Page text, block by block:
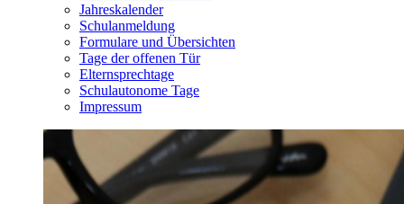
Jahreskalender
Schulanmeldung
Formulare und Übersichten
Tage der offenen Tür
Elternsprechtage
Schulautonome Tage
Impressum